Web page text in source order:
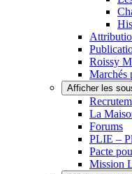
Roissy
Marchés
Afficher les
La
Forums
PLIE –
Pacte
Mission